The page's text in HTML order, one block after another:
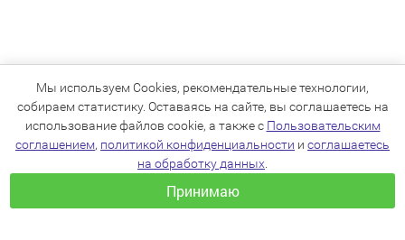
Мы используем Cookies, рекомендательные технологии,
собираем статистику. Оставаясь на сайте, вы соглашаетесь на
использование файлов cookie, а также с Пользовательским
соглашением, политикой конфиденциальности и соглашаетесь
на обработку данных
Принимаю